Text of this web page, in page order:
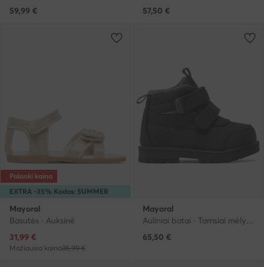
59,99 €
57,50 €
EXTRA -35% Kodas: SUMMER
Palanki kaina
Mayoral
Basutės · Auksinė
Dabartinė kaina
31,99 €
Mažiausia kaina35,99 €
Mayoral
65,50 €